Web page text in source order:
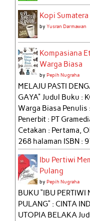
Kopi
byYusran Darmawan
Kompasiana
Warga Biasa
byPepih Nugraha
MELAJU PASTI
GAYA" Judul Buku :
Warga Biasa Penulis
Penerbit : PT
Cetakan : Pertama,
268 halaman ISBN :
Ibu Pertiwi
Pulang
byPepih Nugraha
BUKU “IBU PERTIWI
PULANG” : CINTA
UTOPIA BELAKA